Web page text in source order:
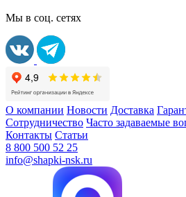
Мы в соц. сетях
О компании Новости Доставка
Сотрудничество Часто задаваемые
Контакты Статьи
8 800 500 52 25
info@shapki-nsk.ru